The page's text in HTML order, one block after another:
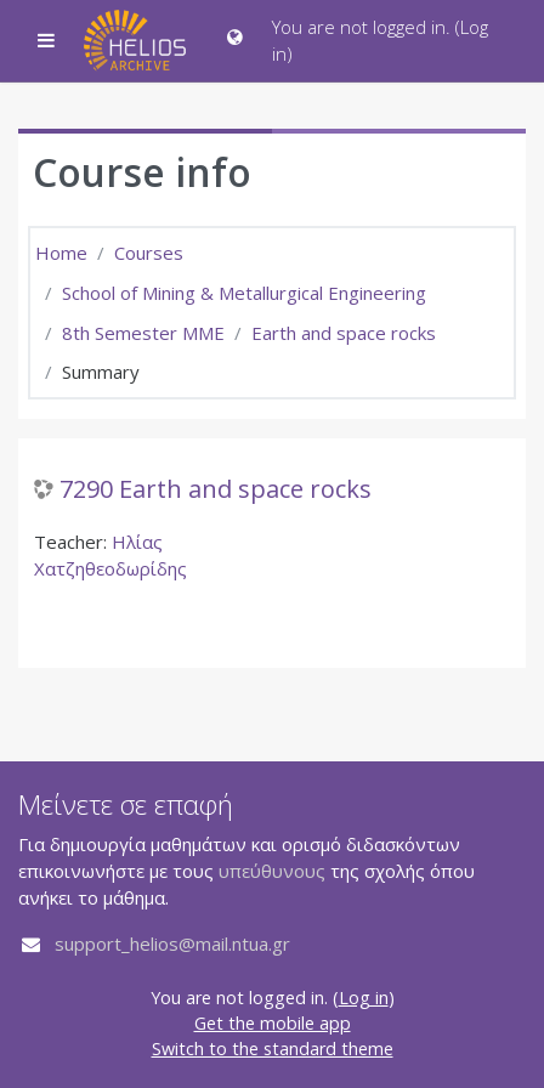
Skip to main content
Side panel
You are not logged in. (Log
in)
Course info
Home
Courses
School of Mining & Metallurgical Engineering
8th Semester MME
Earth and space rocks
Summary
7290 Earth and space rocks
Teacher: Ηλίας
Χατζηθεοδωρίδης
Μείνετε σε επαφή
Για δημιουργία μαθημάτων και ορισμό διδασκόντων
επικοινωνήστε με τους υπεύθυνους της σχολής όπου
ανήκει το μάθημα.
support_helios@mail.ntua.gr
You are not logged in. (Log in)
Get the mobile app
Switch to the standard theme